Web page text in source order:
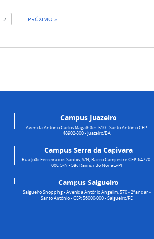
2 PRÓXIMO »
Campus Juazeiro
Avenida Antonio Carlos Magalhães, 510 - Santo Antônio CEP:
48902-300 - Juazeiro/BA
Campus Serra da Capivara
Rua João Ferreira dos Santos, S/N, Bairro Campestre CEP: 64770-
000, S/N - São Raimundo Nonato/PI
Campus Salgueiro
Salgueiro Shopping - Avenida Antônio Angelim, 570 - 2º andar -
Santo Antônio - CEP: 56000-000 - Salgueiro/PE